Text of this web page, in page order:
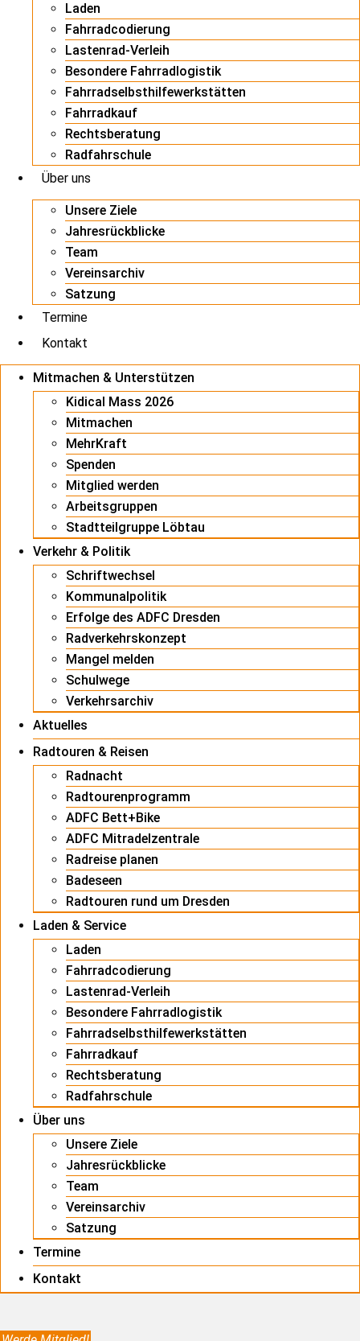
Laden
Fahrradcodierung
Lastenrad-Verleih
Besondere Fahrradlogistik
Fahrradselbsthilfewerkstätten
Fahrradkauf
Rechtsberatung
Radfahrschule
Über uns
Unsere Ziele
Jahresrückblicke
Team
Vereinsarchiv
Satzung
Termine
Kontakt
Mitmachen & Unterstützen
Kidical Mass 2026
Mitmachen
MehrKraft
Spenden
Mitglied werden
Arbeitsgruppen
Stadtteilgruppe Löbtau
Verkehr & Politik
Schriftwechsel
Kommunalpolitik
Erfolge des ADFC Dresden
Radverkehrskonzept
Mangel melden
Schulwege
Verkehrsarchiv
Aktuelles
Radtouren & Reisen
Radnacht
Radtourenprogramm
ADFC Bett+Bike
ADFC Mitradelzentrale
Radreise planen
Badeseen
Radtouren rund um Dresden
Laden & Service
Laden
Fahrradcodierung
Lastenrad-Verleih
Besondere Fahrradlogistik
Fahrradselbsthilfewerkstätten
Fahrradkauf
Rechtsberatung
Radfahrschule
Über uns
Unsere Ziele
Jahresrückblicke
Team
Vereinsarchiv
Satzung
Termine
Kontakt